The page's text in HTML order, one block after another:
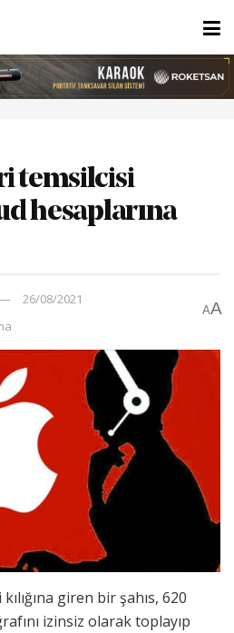
temsilcisi
hesaplarına
26/08/2021
AA
giren bir şahıs, 620
izinsiz olarak toplayıp